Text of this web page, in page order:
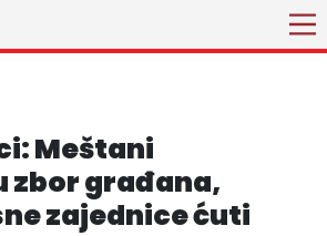
Meštani
zbor građana,
zajednice ćuti